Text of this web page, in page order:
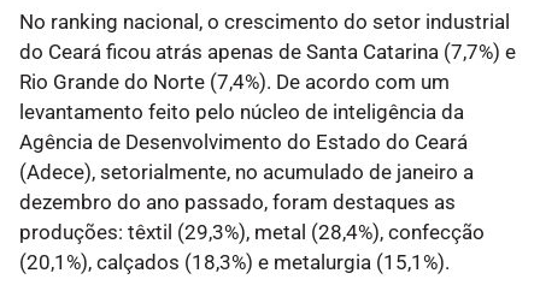
No ranking nacional, o crescimento do setor industrial
do Ceará ficou atrás apenas de Santa Catarina (7,7%) e
Rio Grande do Norte (7,4%). De acordo com um
levantamento feito pelo núcleo de inteligência da
Agência de Desenvolvimento do Estado do Ceará
(Adece), setorialmente, no acumulado de janeiro a
dezembro do ano passado, foram destaques as
produções: têxtil (29,3%), metal (28,4%), confecção
(20,1%), calçados (18,3%) e metalurgia (15,1%).